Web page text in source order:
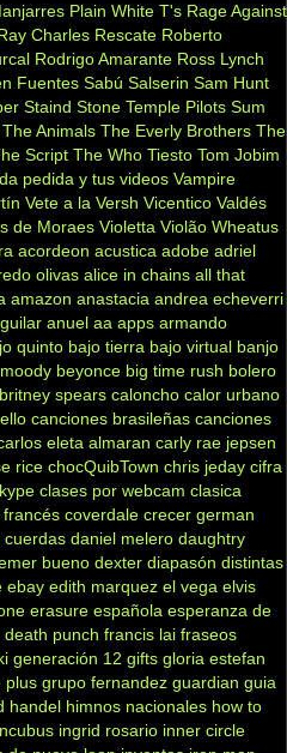
Plain White T's Rage Against
Charles Rescate Roberto
Rodrigo Amarante Ross Lynch
Fuentes Sabú Salserin Sam Hunt
Staind Stone Temple Pilots Sum
The Animals The Everly Brothers The
Script The Who Tiesto Tom Jobim
pedida y tus videos Vampire
Vete a la Versh Vicentico Valdés
de Moraes Violetta Violão Wheatus
acordeon acustica adobe adriel
olivas alice in chains all that
amazon anastacia andrea echeverri
anuel aa apps armando
quinto bajo tierra bajo virtual banjo
beyonce big time rush bolero
britney spears caloncho calor urbano
canciones brasileñas canciones
eleta almaran carly rae jepsen
rice chocQuibTown chris jeday cifra
clases por webcam clasica
coverdale crecer german
cuerdas daniel melero daughtry
bueno dexter diapasón distintas
ebay edith marquez el vega elvis
erasure española esperanza de
punch francis lai fraseos
generación 12 gifts gloria estefan
plus grupo fernandez guardian guia
handel himnos nacionales how to
ingrid rosario inner circle